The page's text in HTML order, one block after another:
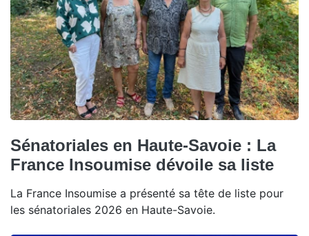
Sénatoriales en Haute-Savoie : La
France Insoumise dévoile sa liste
La France Insoumise a présenté sa tête de liste pour
les sénatoriales 2026 en Haute-Savoie.